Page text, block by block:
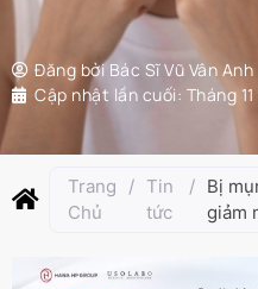
Đăng bởiBác Sĩ Vũ Vân Anh
Cập nhật lần cuối: Tháng
Trang
Chủ
/ Tin
tức
/ Bị
giảm